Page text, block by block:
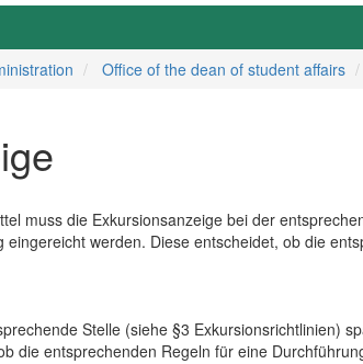
Office of the dean of student affairs
muss die Exkursionsanzeige bei der
werden. Diese entscheidet, ob die
Stelle (siehe §3 Exkursionsrichtlinien)
die entsprechenden Regeln für eine